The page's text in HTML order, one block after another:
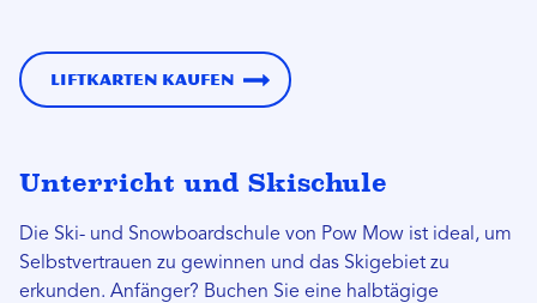
Liftkarten kaufen
Unterricht und Skischule
Die Ski- und Snowboardschule von Pow Mow ist ideal, um
Selbstvertrauen zu gewinnen und das Skigebiet zu
erkunden. Anfänger? Buchen Sie eine halbtägige